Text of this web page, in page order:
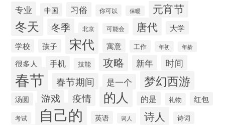
专业 中国 习俗 你可以 保暖 元宵节
冬天 冬季 北京 可能会 唐代
大学
学校
孩子 宋代 寓意 工作 年初 年龄
很多人 手机 技能 攻略 新年 时间
春节 春节期间 是一个 梦幻西游
汤圆 游戏 疫情 的人 的是 礼物 红包
考试 自己的 英语 词人 诗人 诗词